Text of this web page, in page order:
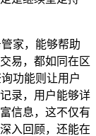
家，能够帮助
易，都如同在区
功能则让用户
录，用户能够详
信息，这不仅有
入回顾，还能在